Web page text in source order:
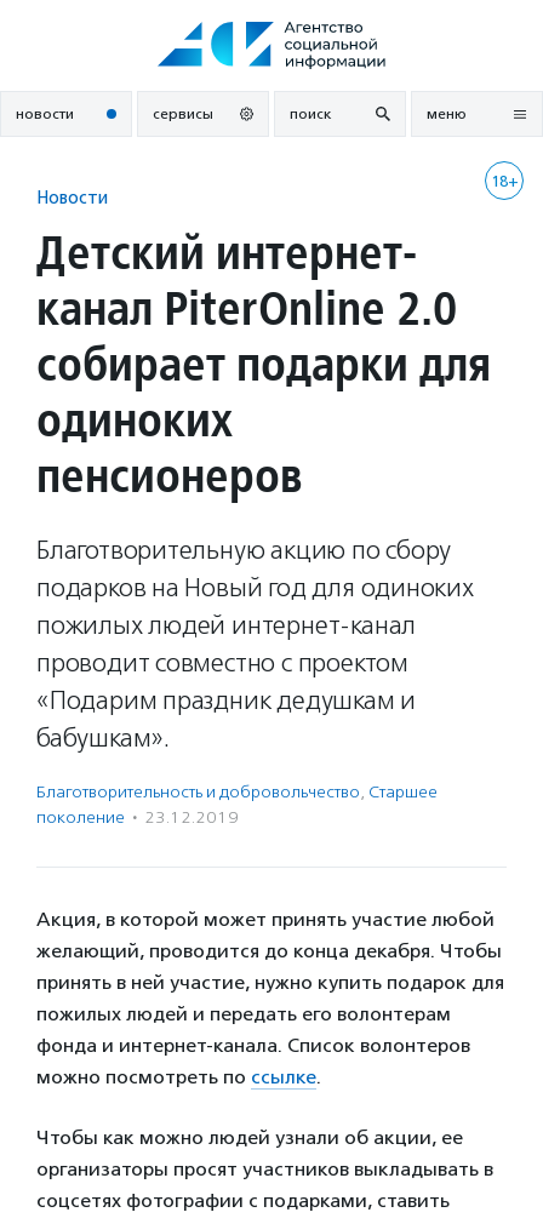
новости сервисы поиск меню
18+
Новости
Детский интернет-
канал PiterOnline 2.0
собирает подарки для
одиноких
пенсионеров
Благотворительную акцию по сбору
подарков на Новый год для одиноких
пожилых людей интернет-канал
проводит совместно с проектом
«Подарим праздник дедушкам и
бабушкам».
Благотвори­тель­ность и доброволь­чест­во, Старшее
поколение · 23.12.2019
Акция, в которой может принять участие любой
желающий, проводится до конца декабря. Чтобы
принять в ней участие, нужно купить подарок для
пожилых людей и передать его волонтерам
фонда и интернет-канала. Список волонтеров
можно посмотреть по ссылке.
Чтобы как можно людей узнали об акции, ее
организаторы просят участников выкладывать в
соцсетях фотографии с подарками, ставить